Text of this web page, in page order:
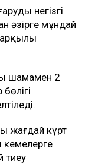
негізгі
әзірге мұндай
шамамен 2
жағдай күрт
кемелерге
тиеу